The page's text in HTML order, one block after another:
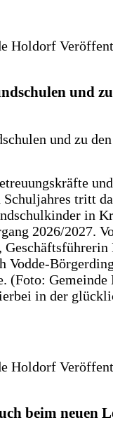
Holdorf
und
tritt
in
2026/2027.
Vodde-
(Foto:
in der
Holdorf
beim neuen